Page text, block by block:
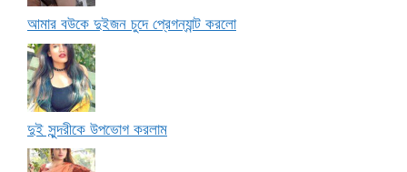
আমার বউকে দুইজন চুদে প্রেগন্যান্ট করলো
দুই সুন্দরীকে উপভোগ করলাম